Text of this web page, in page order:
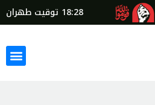
18:28 توقيت طهران